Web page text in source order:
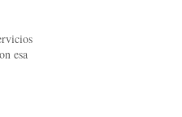
esa